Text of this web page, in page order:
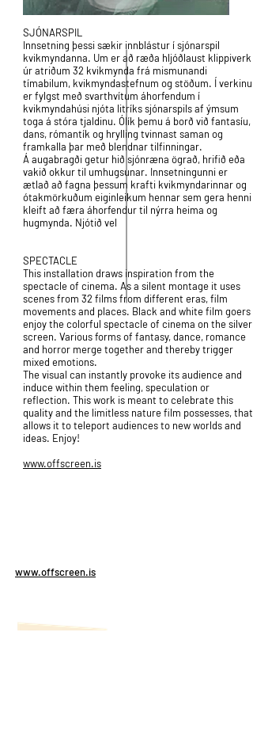
SJÓNARSPIL
Innsetning þessi sækir innblástur í sjónarspil
kvikmyndanna. Um er að ræða hljóðlaust klippiverk
úr atriðum 32 kvikmynda frá mismunandi
tímabilum, kvikmyndastefnum og stöðum. Í verkinu
er fylgst með svarthvítum áhorfendum í
kvikmyndahúsi njóta litríks sjónarspils af ýmsum
toga á stóra tjaldinu. Ólík þemu á borð við fantasíu,
dans, rómantík og hrylling tvinnast saman og
framkalla þar með blendnar tilfinningar.
Á augabragði getur hið sjónræna ögrað, hrifið eða
vakið okkur til umhugsunar. Innsetningunni er
ætlað að fagna þessum krafti kvikmyndarinnar og
ótakmörkuðum eiginleikum hennar sem gera henni
kleift að færa áhorfendur til nýrra heima og
hugmynda. Njótið vel
SPECTACLE
This installation draws inspiration from the
spectacle of cinema. As a silent montage it uses
scenes from 32 films from different eras, film
movements and places. Black and white film goers
enjoy the colorful spectacle of cinema on the silver
screen. Various forms of fantasy, dance, romance
and horror merge together and thereby trigger
mixed emotions.
The visual can instantly provoke its audience and
induce within them feeling, speculation or
reflection. This work is meant to celebrate this
quality and the limitless nature film possesses, that
allows it to teleport audiences to new worlds and
ideas. Enjoy!
www.offscreen.is
www.offscreen.is